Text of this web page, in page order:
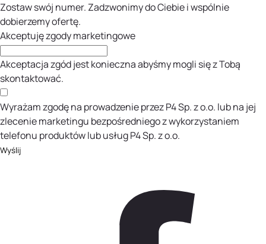
Zostaw swój numer. Zadzwonimy do Ciebie i wspólnie
dobierzemy ofertę.
Akceptuję zgody marketingowe
Akceptacja zgód jest konieczna abyśmy mogli się z Tobą
skontaktować.
Wyrażam zgodę na prowadzenie przez P4 Sp. z o.o. lub na jej
zlecenie marketingu bezpośredniego z wykorzystaniem
telefonu produktów lub usług P4 Sp. z o.o.
Wyślij